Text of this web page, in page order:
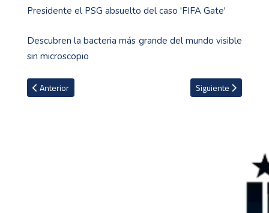
Presidente el PSG absuelto del caso 'FIFA Gate'
Descubren la bacteria más grande del mundo visible
sin microscopio
Artículo anterior: Basquetbolista panameño Iverson Molinar
Anterior Artículo siguiente:
Siguiente